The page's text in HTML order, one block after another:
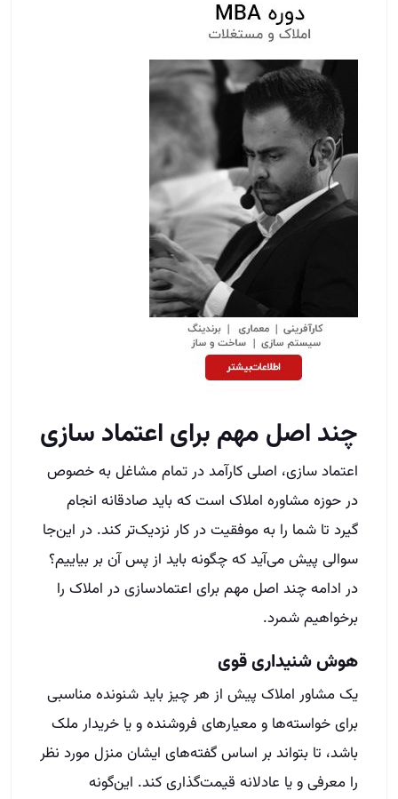
چند اصل مهم برای اعتماد سازی
اعتماد سازی، اصلی کارآمد در تمام مشاغل به خصوص
در حوزه مشاوره املاک است که باید صادقانه انجام
گیرد‌ تا شما را به موفقیت در کار نزدیک‌تر ‌کند. در این‌جا
سوالی پیش می‌آید که چگونه باید از پس آن بر بیاییم؟
در ادامه چند اصل مهم برای اعتمادسازی در املاک را
برخواهیم شمرد.
هوش‌ شنیداری قوی
یک مشاور املاک پیش از هر چیز باید شنونده‌ مناسبی
برای خواسته‌ها و معیارهای فروشنده و یا خریدار ملک
باشد، تا بتواند بر اساس گفته‌های ایشان منزل مورد نظر
را معرفی و یا عادلانه قیمت‌گذاری کند. این‌گونه